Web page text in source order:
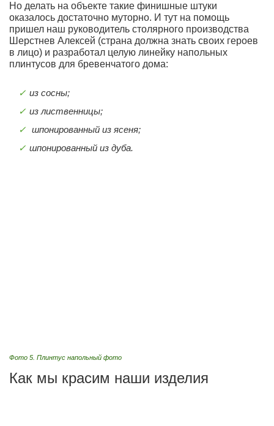
Но делать на объекте такие финишные штуки
оказалось достаточно муторно. И тут на помощь
пришел наш руководитель столярного производства
Шерстнев Алексей (страна должна знать своих героев
в лицо) и разработал целую линейку напольных
плинтусов для бревенчатого дома:
из сосны;
из лиственницы;
шпонированный из ясеня;
шпонированный из дуба.
Фото 5. Плинтус напольный фото
Как мы красим наши изделия